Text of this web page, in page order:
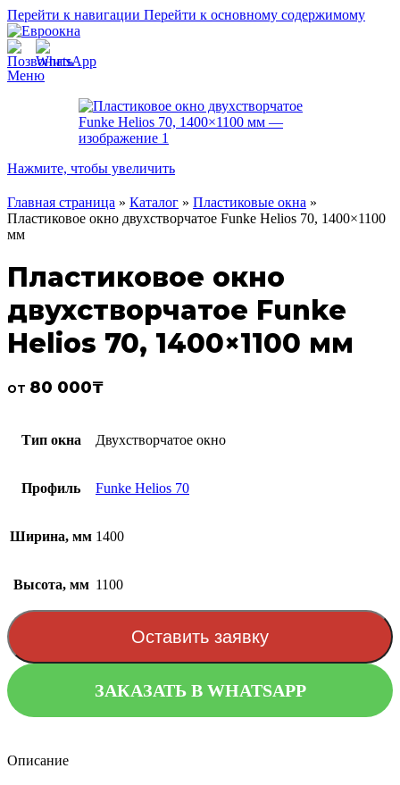
Перейти к навигации Перейти к основному содержимому
Меню
Нажмите, чтобы увеличить
Главная страница » Каталог » Пластиковые окна »
Пластиковое окно двухстворчатое Funke Helios 70, 1400×1100
мм
Пластиковое окно
двухстворчатое Funke
Helios 70, 1400×1100 мм
от 80 000₸
Тип окна Двухстворчатое окно
Профиль Funke Helios 70
Ширина, мм 1400
Высота, мм 1100
Оставить заявку
ЗАКАЗАТЬ В WHATSAPP
Описание